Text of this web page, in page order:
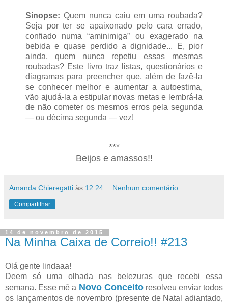
Sinopse: Quem nunca caiu em uma roubada?
Seja por ter se apaixonado pelo cara errado,
confiado numa “aminimiga” ou exagerado na
bebida e quase perdido a dignidade... E, pior
ainda, quem nunca repetiu essas mesmas
roubadas? Este livro traz listas, questionários e
diagramas para preencher que, além de fazê-la
se conhecer melhor e aumentar a autoestima,
vão ajudá-la a estipular novas metas e lembrá-la
de não cometer os mesmos erros pela segunda
— ou décima segunda — vez!
***
Beijos e amassos!!
Amanda Chieregatti às 12:24 Nenhum comentário:
Compartilhar
14 de novembro de 2015
Na Minha Caixa de Correio!! #213
Olá gente lindaaa!
Deem só uma olhada nas belezuras que recebi essa
semana. Esse mê a Novo Conceitoresolveu enviar todos
os lançamentos de novembro (presente de Natal adiantado,